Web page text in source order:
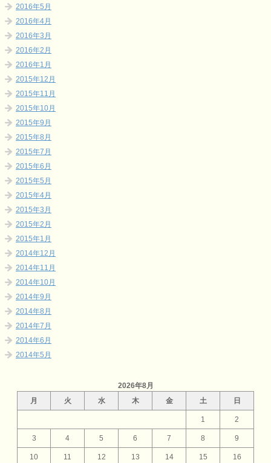
2016年5月
2016年4月
2016年3月
2016年2月
2016年1月
2015年12月
2015年11月
2015年10月
2015年9月
2015年8月
2015年7月
2015年6月
2015年5月
2015年4月
2015年3月
2015年2月
2015年1月
2014年12月
2014年11月
2014年10月
2014年9月
2014年8月
2014年7月
2014年6月
2014年5月
2026年8月
月
火 水 木 金 土 日
1 2
3 4 5 6 7 8 9
10 11 12 13 14 15 16